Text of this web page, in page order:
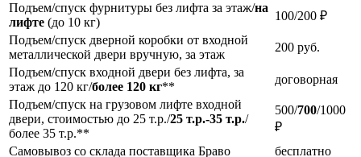
Подъем/спуск фурнитуры без лифта за этаж/на
лифте (до 10 кг)
100/200 ₽
Подъем/спуск дверной коробки от входной
металлической двери вручную, за этаж
200 руб.
Подъем/спуск входной двери без лифта, за
этаж до 120 кг/более 120 кг**
договорная
Подъем/спуск на грузовом лифте входной
двери, стоимостью до 25 т.р./25 т.р.-35 т.р./
более 35 т.р.**
500/700/1000
₽
Самовывоз со склада поставщика Браво
бесплатно